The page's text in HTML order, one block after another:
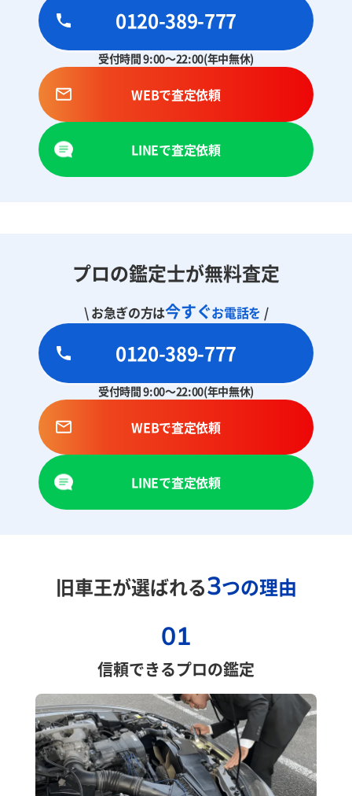
0120-389-777
受付時間 9:00～22:00(年中無休)
WEBで査定依頼
LINEで査定依頼
プロの鑑定士が無料査定
\ お急ぎの方は今すぐお電話を /
0120-389-777
受付時間 9:00～22:00(年中無休)
WEBで査定依頼
LINEで査定依頼
旧車王が選ばれる3つの理由
01
信頼できるプロの鑑定